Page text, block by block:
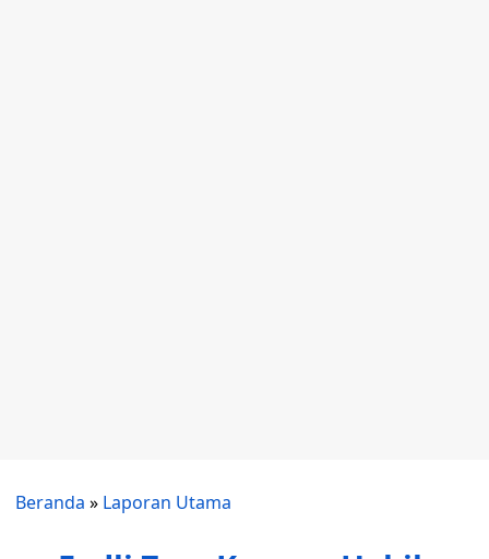
Beranda » Laporan Utama